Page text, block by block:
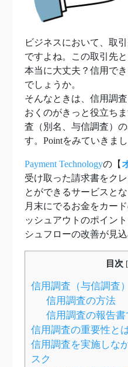
ビジネスにおいて、取
ですよね。この取引先
本当に大丈夫？信用で
でしょうか。
そんなときは、信用調
おくのがきっと役立ち
査（別名、与信調査）
す。Pointをみていきまし
Payment Technologyの【
受け取った請求書をク
とができるサービスとな
月末にでるお金をカー
ッシュアウトのポイン
シュフローの改善が見込
目次 [
信用調査（与信調査
信用調査の方法
信用調査の報告
信用調査の重要性と
信用調査を実施しな
スク